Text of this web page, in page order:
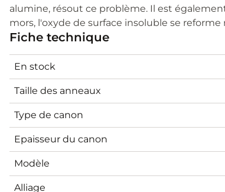
alumine, résout ce problème. Il est
mors, l'oxyde de surface insoluble se
Fiche technique
En stock
Taille des anneaux
Type de canon
Epaisseur du canon
Modèle
Alliage